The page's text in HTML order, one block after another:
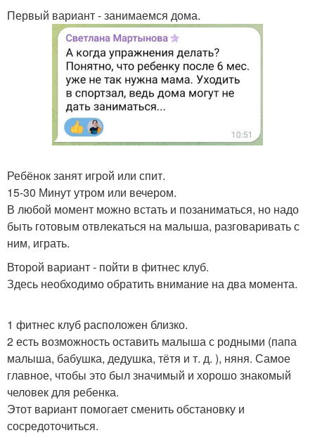
Первый вариант - занимаемся дома.
Ребёнок занят игрой или спит.
15-30 Минут утром или вечером.
В любой момент можно встать и позаниматься, но надо
быть готовым отвлекаться на малыша, разговаривать с
ним, играть.
Второй вариант - пойти в фитнес клуб.
Здесь необходимо обратить внимание на два момента.
1 фитнес клуб расположен близко.
2 есть возможность оставить малыша с родными (папа
малыша, бабушка, дедушка, тётя и т. д. ), няня. Самое
главное, чтобы это был значимый и хорошо знакомый
человек для ребенка.
Этот вариант помогает сменить обстановку и
сосредоточиться.